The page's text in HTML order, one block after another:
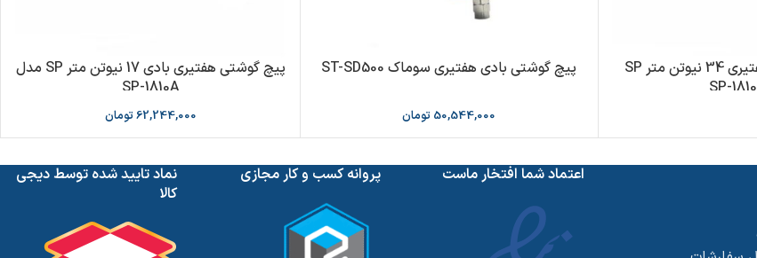
پیچ گوشتی بادی هفتیری 34 نیوتن متر SP
پیچ گوشتی بادی هفتیری سوماک ST-SD500
50,544,000 تومان
پیچ گوشتی هفتیری بادی 17 نیوتن متر SP مدل
SP-1810A
62,244,000تومان
اعتماد شما افتخار ماست پروانه کسب و کار مجازی
نماد تایید شده توسط دیجی
کالا